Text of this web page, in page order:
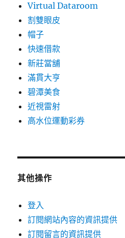
Virtual Dataroom
割雙眼皮
帽子
快速借款
新莊當舖
滿貫大亨
碧潭美食
近視雷射
高水位運動彩券
其他操作
登入
訂閱網站內容的資訊提供
訂閱留言的資訊提供